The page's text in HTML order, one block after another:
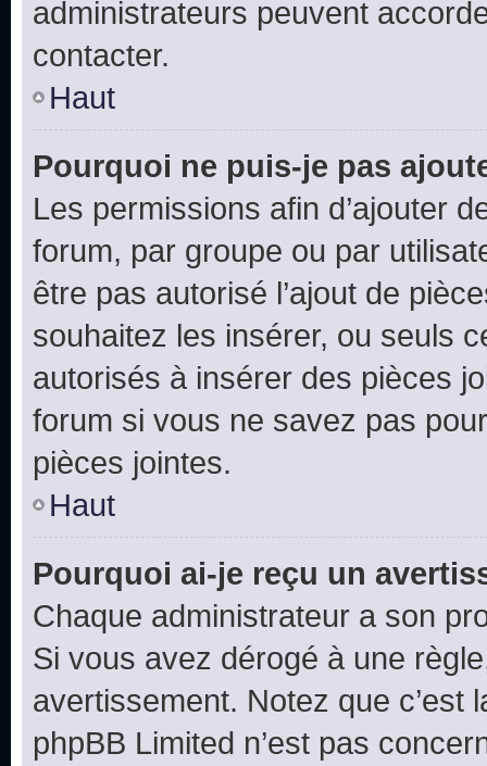
administrateurs peuvent
contacter.
Haut
Pourquoi ne puis-je pas
Les permissions afin d’ajouter
forum, par groupe ou par
être pas autorisé l’ajout de
souhaitez les insérer, ou seuls
autorisés à insérer des pièces
forum si vous ne savez pas
pièces jointes.
Haut
Pourquoi ai-je reçu un
Chaque administrateur a son
Si vous avez dérogé à une
avertissement. Notez que c’est
phpBB Limited n’est pas